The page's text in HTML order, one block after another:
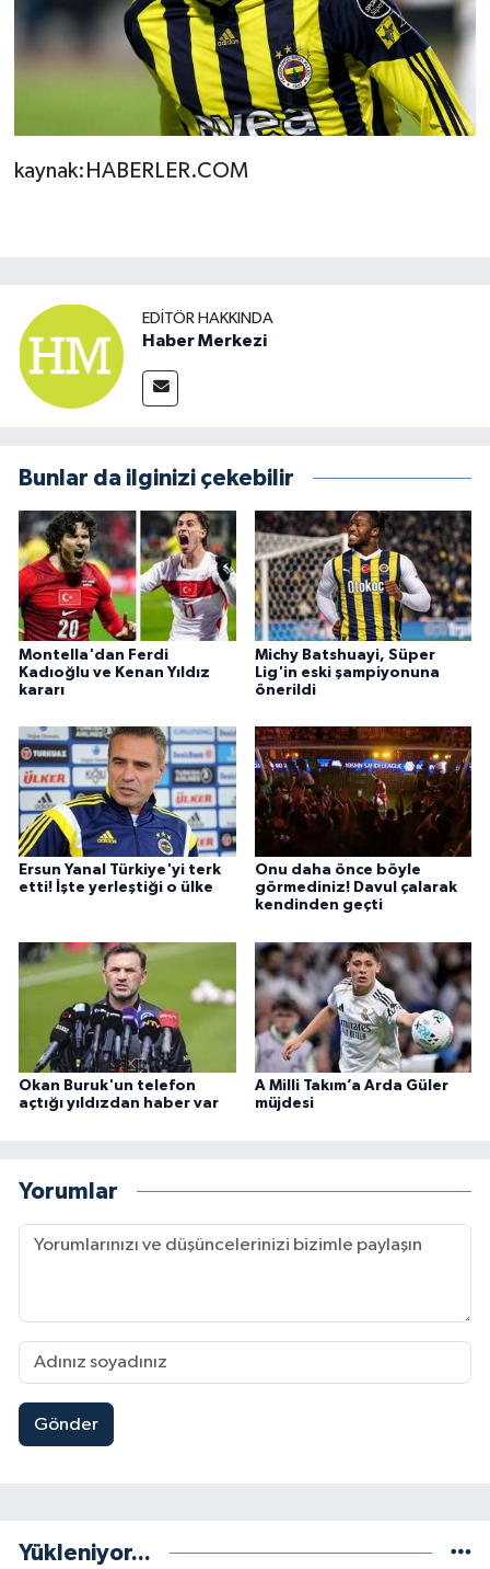
kaynak:HABERLER.COM
EDITÖR HAKKINDA
Haber Merkezi
Bunlar da ilginizi çekebilir
Montella'dan Ferdi
Kadıoğlu ve Kenan Yıldız
kararı
Michy Batshuayi, Süper
Lig'in eski şampiyonuna
önerildi
Ersun Yanal Türkiye'yi terk
etti! İşte yerleştiği o ülke
Onu daha önce böyle
görmediniz! Davul çalarak
kendinden geçti
Okan Buruk'un telefon
açtığı yıldızdan haber var
A Milli Takım’a Arda Güler
müjdesi
Yorumlar
Gönder
Yükleniyor...